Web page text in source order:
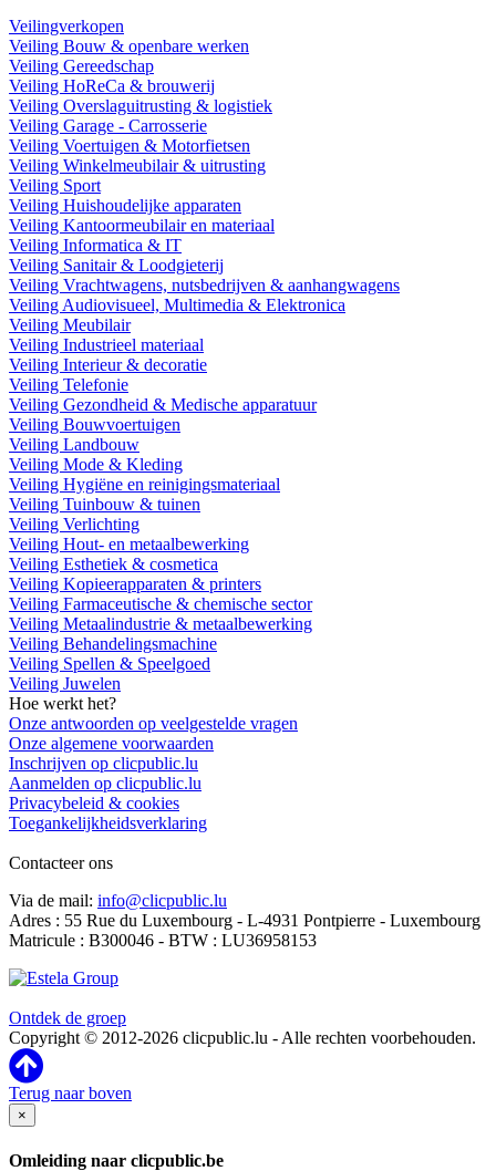
Veilingverkopen
Veiling Bouw & openbare werken
Veiling Gereedschap
Veiling HoReCa & brouwerij
Veiling Overslaguitrusting & logistiek
Veiling Garage - Carrosserie
Veiling Voertuigen & Motorfietsen
Veiling Winkelmeubilair & uitrusting
Veiling Sport
Veiling Huishoudelijke apparaten
Veiling Kantoormeubilair en materiaal
Veiling Informatica & IT
Veiling Sanitair & Loodgieterij
Veiling Vrachtwagens, nutsbedrijven & aanhangwagens
Veiling Audiovisueel, Multimedia & Elektronica
Veiling Meubilair
Veiling Industrieel materiaal
Veiling Interieur & decoratie
Veiling Telefonie
Veiling Gezondheid & Medische apparatuur
Veiling Bouwvoertuigen
Veiling Landbouw
Veiling Mode & Kleding
Veiling Hygiëne en reinigingsmateriaal
Veiling Tuinbouw & tuinen
Veiling Verlichting
Veiling Hout- en metaalbewerking
Veiling Esthetiek & cosmetica
Veiling Kopieerapparaten & printers
Veiling Farmaceutische & chemische sector
Veiling Metaalindustrie & metaalbewerking
Veiling Behandelingsmachine
Veiling Spellen & Speelgoed
Veiling Juwelen
Hoe werkt het?
Onze antwoorden op veelgestelde vragen
Onze algemene voorwaarden
Inschrijven op clicpublic.lu
Aanmelden op clicpublic.lu
Privacybeleid & cookies
Toegankelijkheidsverklaring
Contacteer ons
Via de mail: info@clicpublic.lu
Adres : 55 Rue du Luxembourg - L-4931 Pontpierre - Luxembourg
Matricule : B300046 - BTW : LU36958153
Ontdek de groep
Copyright © 2012-2026 clicpublic.lu - Alle rechten voorbehouden.
Terug naar boven
×
Omleiding naar clicpublic.be